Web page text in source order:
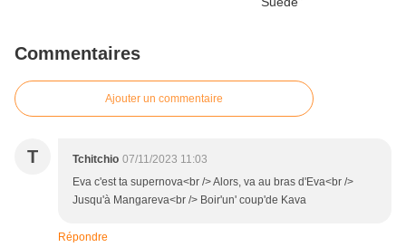
Commentaires
Ajouter un commentaire
T Tchitchio 07/11/2023 11:03
Eva c'est ta supernova<br /> Alors, va au bras d'Eva<br />
Jusqu'à Mangareva<br /> Boir'un' coup'de Kava
Répondre